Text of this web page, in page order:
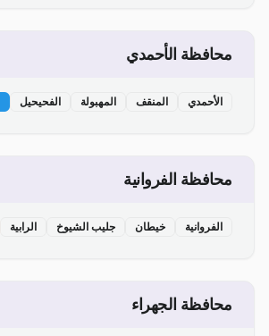
محافظة الأحمدي
الأحمدي المنقف المهبولة الفحيحيل
محافظة الفروانية
الفروانية خيطان جليب الشيوخ الرابية
محافظة الجهراء